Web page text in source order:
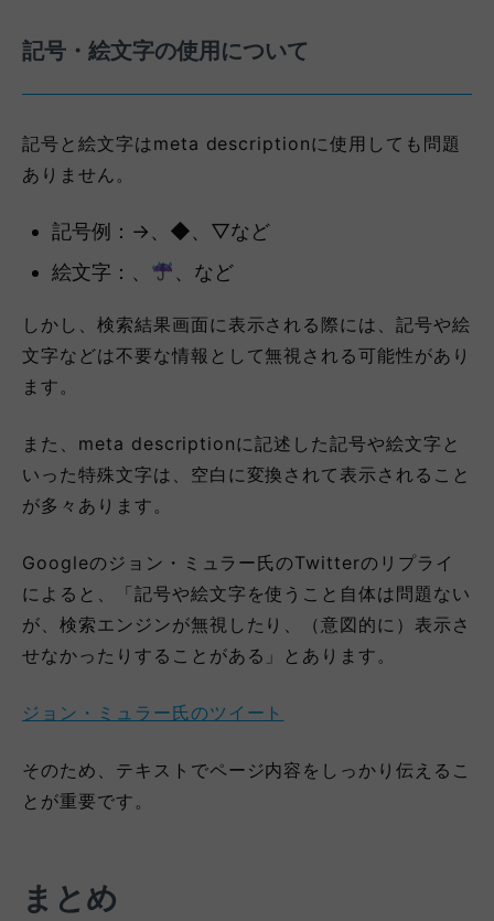
記号・絵文字の使用について
記号と絵文字はmeta descriptionに使用しても問題
ありません。
記号例：→、◆、▽など
絵文字：、
、など
しかし、検索結果画面に表示される際には、記号や絵
文字などは不要な情報として無視される可能性があり
ます。
また、meta descriptionに記述した記号や絵文字と
いった特殊文字は、空白に変換されて表示されること
が多々あります。
Googleのジョン・ミュラー氏のTwitterのリプライ
によると、「記号や絵文字を使うこと自体は問題ない
が、検索エンジンが無視したり、（意図的に）表示さ
せなかったりすることがある」とあります。
ジョン・ミュラー氏のツイート
そのため、テキストでページ内容をしっかり伝えるこ
とが重要です。
まとめ